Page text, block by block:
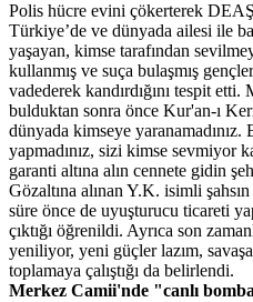
Polis hücre evini çökerterek
Türkiye’de ve dünyada ailesi ile
yaşayan, kimse tarafından
kullanmış ve suça bulaşmış
vadederek kandırdığını tespit
bulduktan sonra önce Kur'an-ı
dünyada kimseye
yapmadınız, sizi kimse sevmiyor
garanti altına alın cennete gidin
Gözaltına alınan Y.K. isimli
süre önce de uyuşturucu ticareti
çıktığı öğrenildi. Ayrıca son
yeniliyor, yeni güçler lazım,
toplamaya çalıştığı da belirlendi.
Merkez Camii'nde "canlı